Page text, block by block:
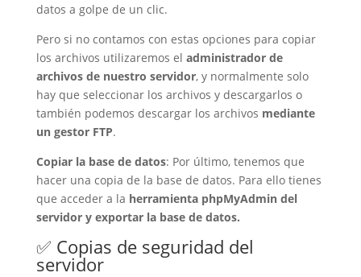
datos a golpe de un clic.
Pero si no contamos con estas opciones para copiar
los archivos utilizaremos el administrador de
archivos de nuestro servidor, y normalmente solo
hay que seleccionar los archivos y descargarlos o
también podemos descargar los archivos mediante
un gestor FTP.
Copiar la base de datos: Por último, tenemos que
hacer una copia de la base de datos. Para ello tienes
que acceder a la herramienta phpMyAdmin del
servidor y exportar la base de datos.
✅ Copias de seguridad del
servidor